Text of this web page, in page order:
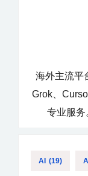
海外主流平
Grok、
专业服务
AI (19)